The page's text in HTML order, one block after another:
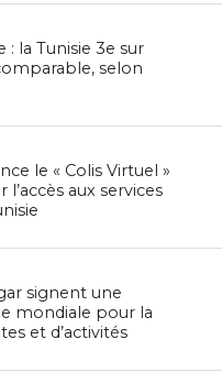
la Tunisie 3e sur
selon
le « Colis Virtuel »
aux services
signent une
mondiale pour la
et d’activités